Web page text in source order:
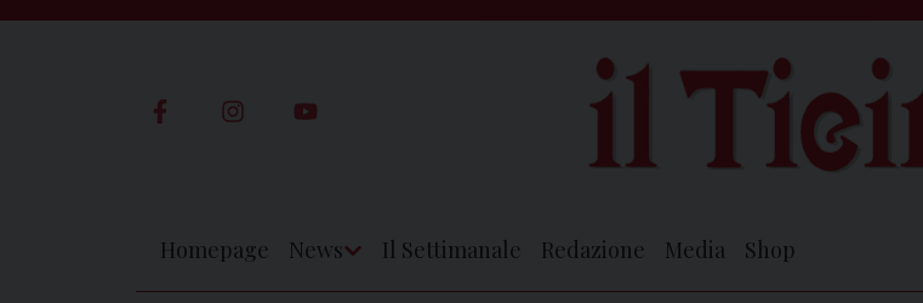
Homepage News Il Settimanale Redazione Media Shop